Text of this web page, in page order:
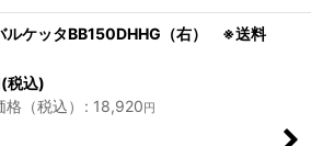
ケッタBB150DHHG（右） ※送料
(税込)
（税込）
: 18,920 円